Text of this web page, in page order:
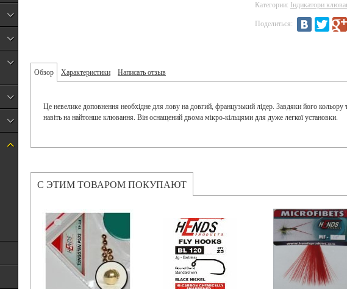
Категории: Індикатори
Поделиться:
Обзор Характеристики Написать отзыв
Це невелике доповнення необхідне для лову на довгий, французький лідер. Завдяки його кольору
навіть на найтонше клювання. Він оснащений двома мікро-кільцями для дуже легкої установки.
С ЭТИМ ТОВАРОМ ПОКУПАЮТ